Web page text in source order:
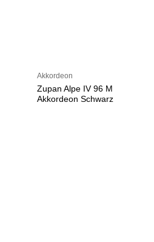
Akkordeon
Zupan Alpe IV 96 M
Akkordeon Schwarz